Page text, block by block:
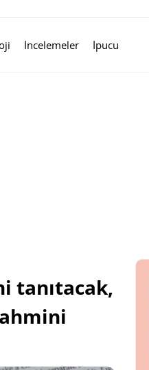
İncelemeler İpucu
tanıtacak,